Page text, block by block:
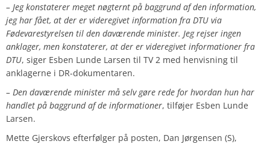
– Jeg konstaterer meget nøgternt på baggrund af den information,
jeg har fået, at der er videregivet information fra DTU via
Fødevarestyrelsen til den daværende minister. Jeg rejser ingen
anklager, men konstaterer, at der er videregivet informationer fra
DTU, siger Esben Lunde Larsen til TV 2 med henvisning til
anklagerne i DR-dokumentaren.
– Den daværende minister må selv gøre rede for hvordan hun har
handlet på baggrund af de informationer, tilføjer Esben Lunde
Larsen.
Mette Gjerskovs efterfølger på posten, Dan Jørgensen (S),